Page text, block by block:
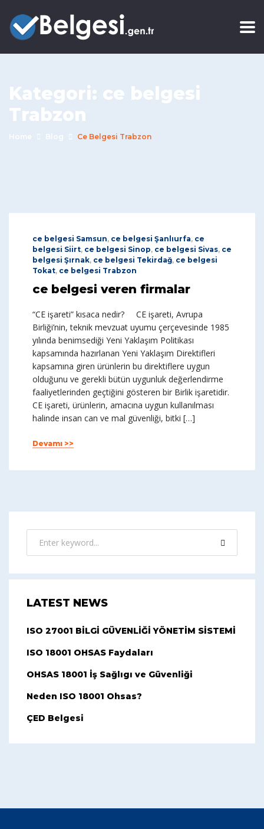
Kategori: ce belgesi
Trabzon
Home Blog Ce Belgesi Trabzon
ce belgesi Samsun, ce belgesi Şanlıurfa, ce
belgesi Siirt, ce belgesi Sinop, ce belgesi Sivas, ce
belgesi Şırnak, ce belgesi Tekirdağ, ce belgesi
Tokat, ce belgesi Trabzon
ce belgesi veren firmalar
“CE işareti” kısaca nedir? CE işareti, Avrupa
Birliği’nin, teknik mevzuat uyumu çerçevesinde 1985
yılında benimsediği Yeni Yaklaşım Politikası
kapsamında hazırlanan Yeni Yaklaşım Direktifleri
kapsamına giren ürünlerin bu direktiflere uygun
olduğunu ve gerekli bütün uygunluk değerlendirme
faaliyetlerinden geçtiğini gösteren bir Birlik işaretidir.
CE işareti, ürünlerin, amacına uygun kullanılması
halinde insan can ve mal güvenliği, bitki […]
Devamı >>
LATEST NEWS
ISO 27001 BİLGİ GÜVENLİĞİ YÖNETİM SİSTEMİ
ISO 18001 OHSAS Faydaları
OHSAS 18001 İş Sağlıgı ve Güvenliği
Neden ISO 18001 Ohsas?
ÇED Belgesi